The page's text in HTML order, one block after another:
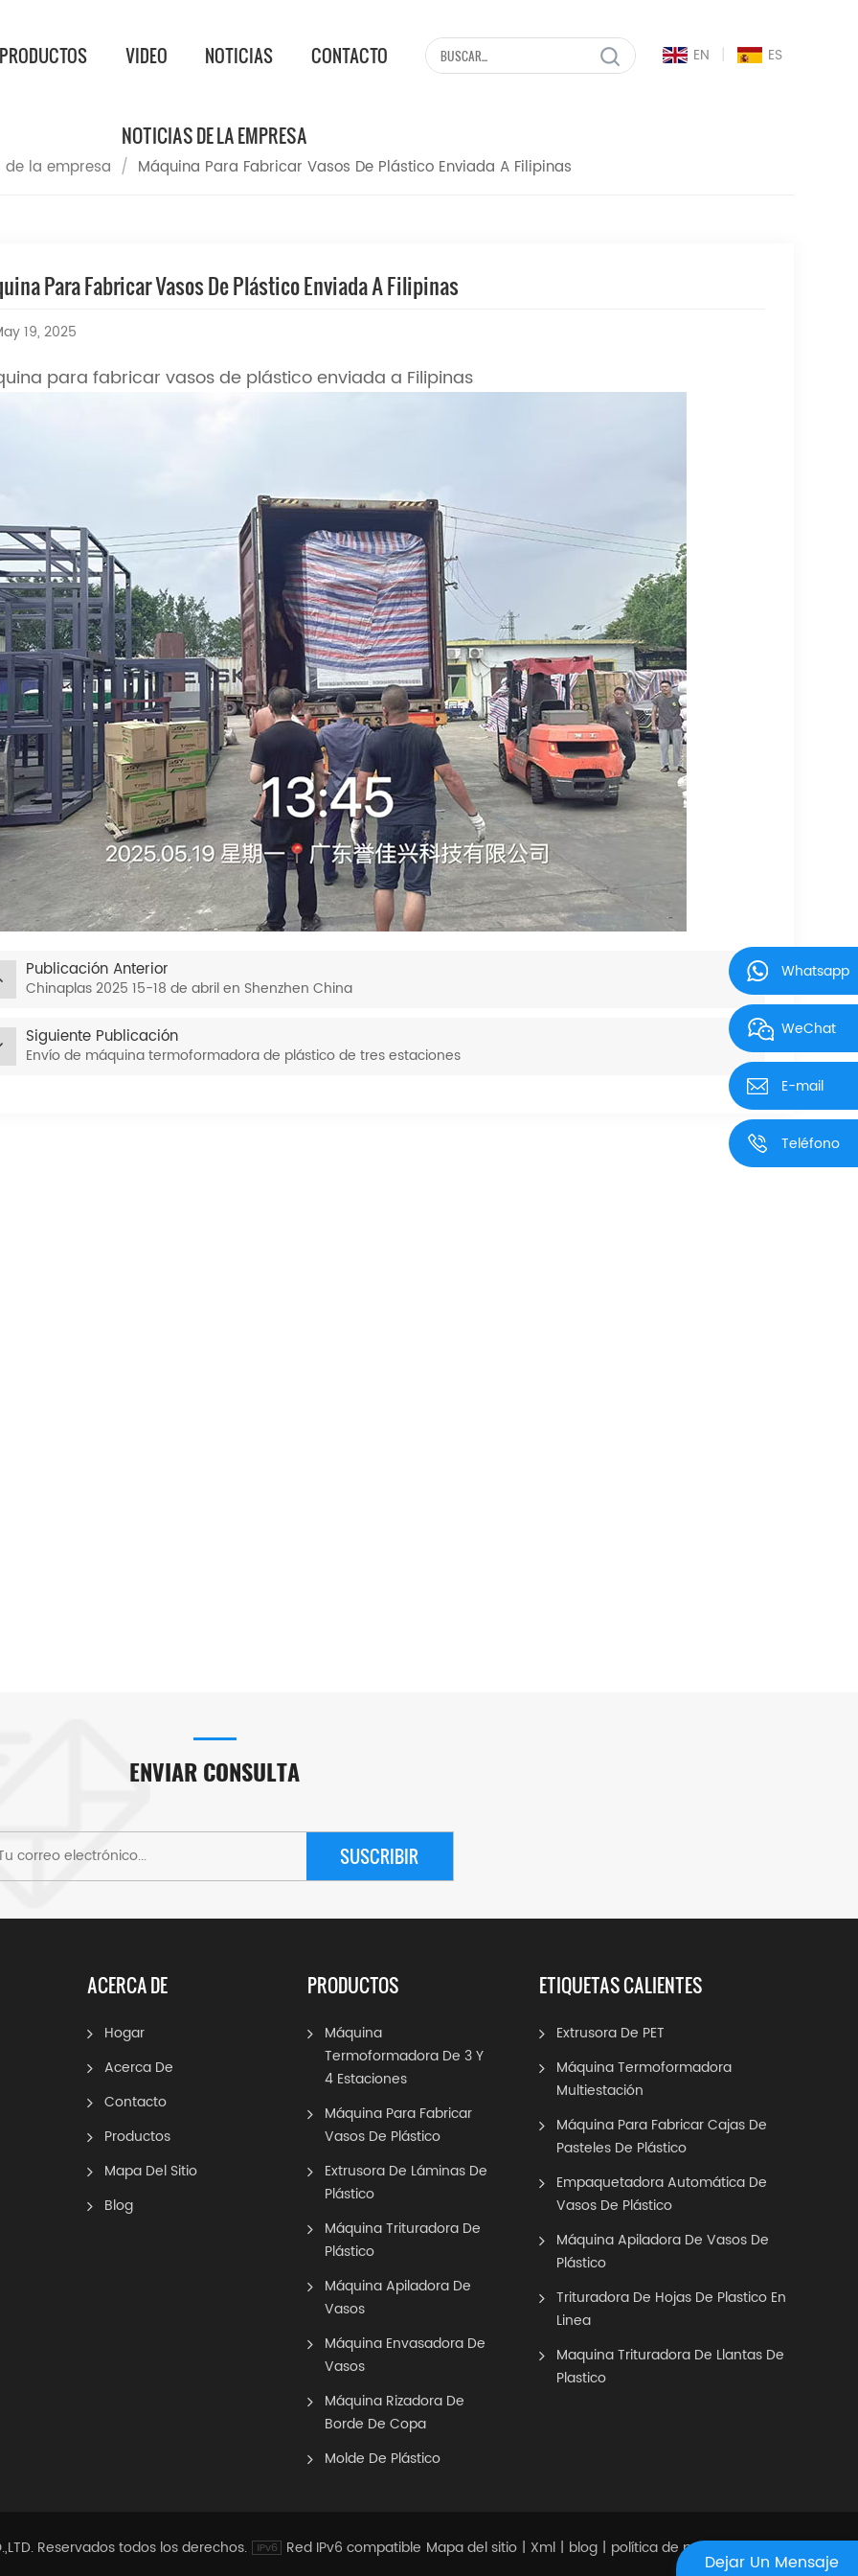
PRODUCTOS VIDEO NOTICIAS CONTACTO EN | ES
NOTICIAS DE LA EMPRESA
de la empresa / Máquina Para Fabricar Vasos De Plástico Enviada A Filipinas
Para Fabricar Vasos De Plástico Enviada A Filipinas
19, 2025
para fabricar vasos de plástico enviada a Filipinas
Publicación Anterior
Chinaplas 2025 15-18 de abril en Shenzhen China
Siguiente Publicación
Envío de máquina termoformadora de plástico de tres estaciones
ENVIAR CONSULTA
SUSCRIBIR
ACERCA DE
Hogar
Acerca De
Contacto
Productos
Mapa Del Sitio
Blog
PRODUCTOS
Máquina
Termoformadora De 3 Y
4 Estaciones
Máquina Para Fabricar
Vasos De Plástico
Extrusora De Láminas De
Plástico
Máquina Trituradora De
Plástico
Máquina Apiladora De
Vasos
Máquina Envasadora De
Vasos
Máquina Rizadora De
Borde De Copa
Molde De Plástico
ETIQUETAS CALIENTES
Extrusora De PET
Máquina Termoformadora
Multiestación
Máquina Para Fabricar Cajas De
Pasteles De Plástico
Empaquetadora Automática De
Vasos De Plástico
Máquina Apiladora De Vasos De
Plástico
Trituradora De Hojas De Plastico En
Linea
Maquina Trituradora De Llantas De
Plastico
Reservados todos los derechos. Red IPv6 compatible Mapa del sitio | Xml | blog | política de privacidad
Dejar Un Mensaje
Whatsapp
WeChat
E-mail
Teléfono